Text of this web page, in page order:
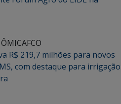
FCO
R$ 219,7 milhões para novos
com destaque para irrigação